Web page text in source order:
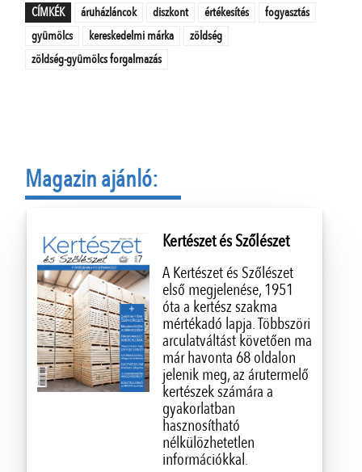
CÍMKÉK áruházláncok diszkont értékesítés
fogyasztás
gyümölcs
kereskedelmi márka
zöldség
zöldség-gyümölcs forgalmazás
Magazin ajánló:
Kertészet és Szőlészet
A Kertészet és Szőlészet
első megjelenése, 1951
óta a kertész szakma
mértékadó lapja. Többszöri
arculatváltást követően ma
már havonta 68 oldalon
jelenik meg, az árutermelő
kertészek számára a
gyakorlatban
hasznosítható
nélkülözhetetlen
információkkal.